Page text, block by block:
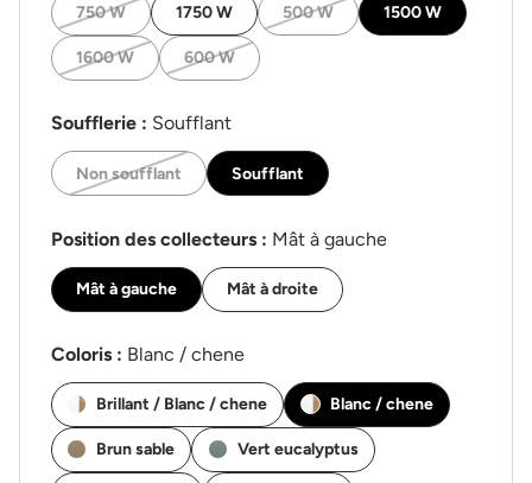
750 W 1750 W 500 W 1500 W
1600 W 600 W
Soufflerie : Soufflant
Non soufflant Soufflant
Position des collecteurs : Mât à gauche
Mât à gauche Mât à droite
Coloris : Blanc / chene
Brillant / Blanc / chene Blanc / chene
Brun sable Vert eucalyptus